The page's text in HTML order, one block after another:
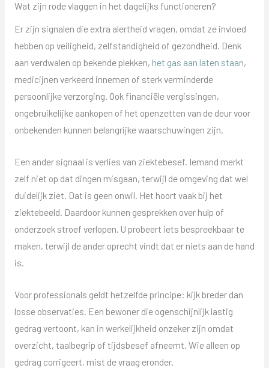
Wat zijn rode vlaggen in het dagelijks functioneren?
Er zijn signalen die extra alertheid vragen, omdat ze invloed
hebben op veiligheid, zelfstandigheid of gezondheid. Denk
aan verdwalen op bekende plekken, het gas aan laten staan,
medicijnen verkeerd innemen of sterk verminderde
persoonlijke verzorging. Ook financiële vergissingen,
ongebruikelijke aankopen of het openzetten van de deur voor
onbekenden kunnen belangrijke waarschuwingen zijn.
Een ander signaal is verlies van ziektebesef. Iemand merkt
zelf niet op dat dingen misgaan, terwijl de omgeving dat wel
duidelijk ziet. Dat is geen onwil. Het hoort vaak bij het
ziektebeeld. Daardoor kunnen gesprekken over hulp of
onderzoek stroef verlopen. U probeert iets bespreekbaar te
maken, terwijl de ander oprecht vindt dat er niets aan de hand
is.
Voor professionals geldt hetzelfde principe: kijk breder dan
losse observaties. Een bewoner die ogenschijnlijk lastig
gedrag vertoont, kan in werkelijkheid onzeker zijn omdat
overzicht, taalbegrip of tijdsbesef afneemt. Wie alleen op
gedrag corrigeert, mist de vraag eronder.